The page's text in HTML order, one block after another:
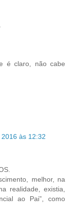
é claro, não cabe
às 12:32
melhor, na
realidade, existia,
ao Pai”, como